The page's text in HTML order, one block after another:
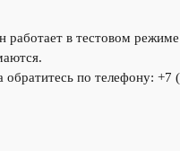
работает в тестовом
обратитесь по телефону: +7